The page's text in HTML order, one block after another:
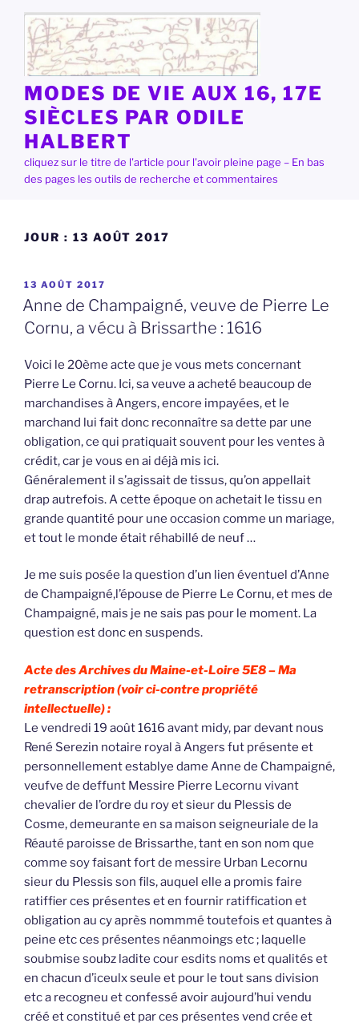
contenu
principal
MODES DE VIE AUX 16, 17E
SIÈCLES PAR ODILE
HALBERT
cliquez sur le titre de l'article pour l'avoir pleine page – En bas
des pages les outils de recherche et commentaires
JOUR : 13 AOÛT 2017
PUBLIÉ
LE
13 AOÛT 2017
Anne de Champaigné, veuve de Pierre Le
Cornu, a vécu à Brissarthe : 1616
Voici le 20ème acte que je vous mets concernant
Pierre Le Cornu. Ici, sa veuve a acheté beaucoup de
marchandises à Angers, encore impayées, et le
marchand lui fait donc reconnaître sa dette par une
obligation, ce qui pratiquait souvent pour les ventes à
crédit, car je vous en ai déjà mis ici.
Généralement il s’agissait de tissus, qu’on appellait
drap autrefois. A cette époque on achetait le tissu en
grande quantité pour une occasion comme un mariage,
et tout le monde était réhabillé de neuf …
Je me suis posée la question d’un lien éventuel d’Anne
de Champaigné,l’épouse de Pierre Le Cornu, et mes de
Champaigné, mais je ne sais pas pour le moment. La
question est donc en suspends.
Acte des Archives du Maine-et-Loire 5E8 –Ma
retranscription (voir ci-contre propriété
intellectuelle) :
Le vendredi 19 août 1616 avant midy, par devant nous
René Serezin notaire royal à Angers fut présente et
personnellement establye dame Anne de Champaigné,
veufve de deffunt Messire Pierre Lecornu vivant
chevalier de l’ordre du roy et sieur du Plessis de
Cosme, demeurante en sa maison seigneuriale de la
Réauté paroisse de Brissarthe, tant en son nom que
comme soy faisant fort de messire Urban Lecornu
sieur du Plessis son fils, auquel elle a promis faire
ratiffier ces présentes et en fournir ratiffication et
obligation au cy après nommmé toutefois et quantes à
peine etc ces présentes néanmoings etc ; laquelle
soubmise soubz ladite cour esdits noms et qualités et
en chacun d’iceulx seule et pour le tout sans division
etc a recogneu et confessé avoir aujourd’hui vendu
créé et constitué et par ces présentes vend crée et